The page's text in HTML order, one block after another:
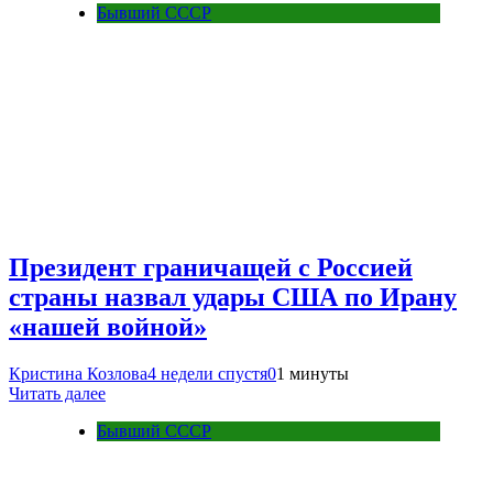
Бывший СССР
Президент граничащей с Россией
страны назвал удары США по Ирану
«нашей войной»
Кристина Козлова4 недели спустя01 минуты
Читать далее
Бывший СССР